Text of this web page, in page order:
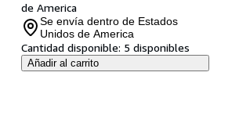
de America
Se envía dentro de Estados
Unidos de America
Cantidad disponible: 5 disponibles
Añadir al carrito